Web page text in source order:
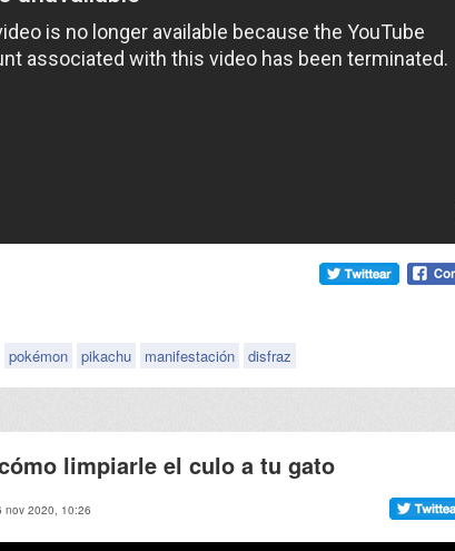
pokémon pikachu manifestación disfraz
limpiarle el culo a tu gato
nov 2020, 10:26